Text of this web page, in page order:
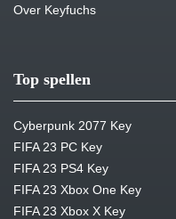
Over Keyfuchs
Top spellen
Cyberpunk 2077 Key
FIFA 23 PC Key
FIFA 23 PS4 Key
FIFA 23 Xbox One Key
FIFA 23 Xbox X Key